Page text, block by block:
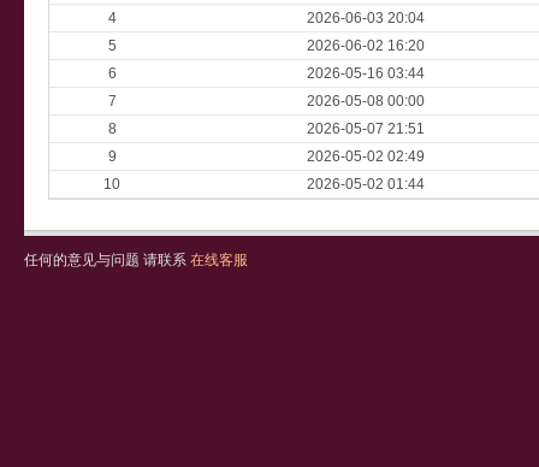
4
2026-06-03 20:04
5
2026-06-02 16:20
6
2026-05-16 03:44
7
2026-05-08 00:00
8
2026-05-07 21:51
9
2026-05-02 02:49
10
2026-05-02 01:44
任何的意见与问题 请联系 在线客服